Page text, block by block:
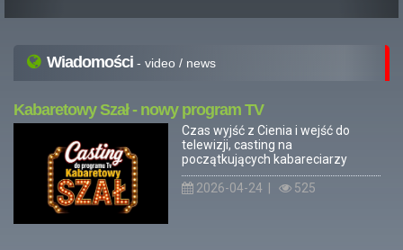
Wiadomości - video / news
Kabaretowy Szał - nowy program TV
Czas wyjść z Cienia i wejść do
telewizji, casting na
początkujących kabareciarzy
2026-04-24 |
525